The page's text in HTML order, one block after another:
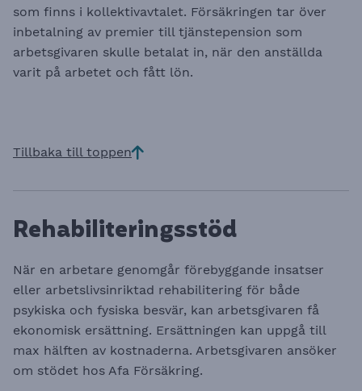
som finns i kollektivavtalet. Försäkringen tar över
inbetalning av premier till tjänstepension som
arbetsgivaren skulle betalat in, när den anställda
varit på arbetet och fått lön.
Tillbaka till toppen
Rehabiliteringsstöd
När en arbetare genomgår förebyggande insatser
eller arbetslivsinriktad rehabilitering för både
psykiska och fysiska besvär, kan arbetsgivaren få
ekonomisk ersättning. Ersättningen kan uppgå till
max hälften av kostnaderna. Arbetsgivaren ansöker
om stödet hos Afa Försäkring.